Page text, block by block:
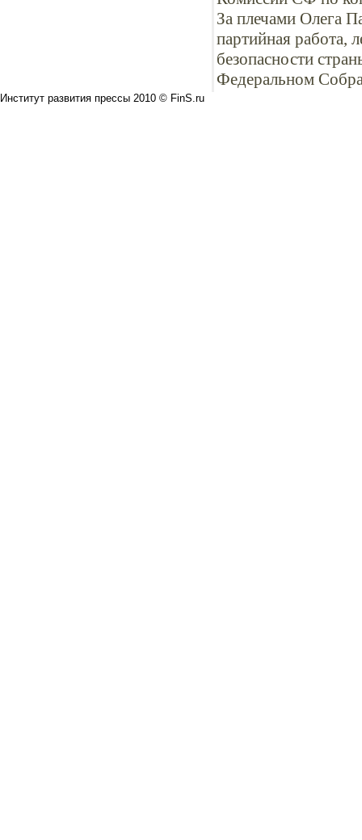
За плечами Олега
партийная работа,
безопасности
Федеральном
Институт развития прессы 2010 © FinS.ru